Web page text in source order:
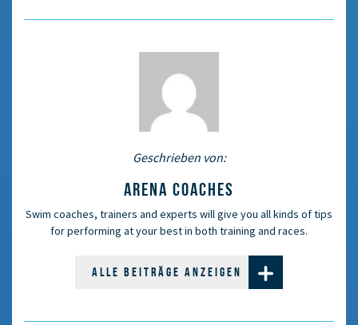
Geschrieben von:
ARENA COACHES
Swim coaches, trainers and experts will give you all kinds of tips
for performing at your best in both training and races.
ALLE BEITRÄGE ANZEIGEN